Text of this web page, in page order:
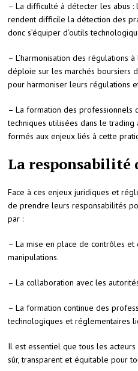
– La difficulté à détecter les abus
rendent difficile la détection des
donc s’équiper d’outils
– L’harmonisation des régulations
déploie sur les marchés boursiers
pour harmoniser leurs régulations
– La formation des professionnels
techniques utilisées dans le
formés aux enjeux liés à cette
La
Face à ces enjeux juridiques et
de prendre leurs responsabilités
par :
– La mise en place de contrôles
manipulations.
– La collaboration avec les
– La formation continue des
technologiques et réglementaires
Il est essentiel que tous les
sûr, transparent et équitable pour